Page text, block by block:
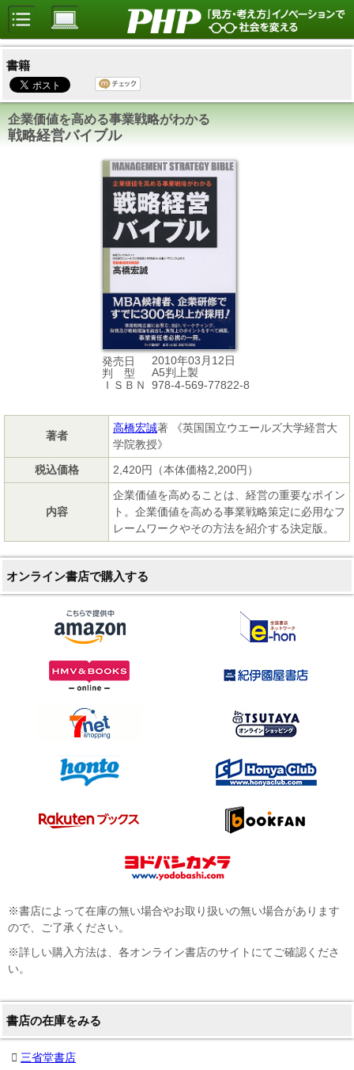
書籍
企業価値を高める事業戦略がわかる
戦略経営バイブル
発売日
2010年03月12日
判 型
A5判上製
ＩＳＢＮ
978-4-569-77822-8
著者
高橋宏誠著 《英国国立ウエールズ大学経営大
学院教授》
税込価格
2,420円（本体価格2,200円）
内容
企業価値を高めることは、経営の重要なポイン
ト。企業価値を高める事業戦略策定に必用なフ
レームワークやその方法を紹介する決定版。
オンライン書店で購入する
※書店によって在庫の無い場合やお取り扱いの無い場合があります
ので、ご了承ください。
※詳しい購入方法は、各オンライン書店のサイトにてご確認くださ
い。
書店の在庫をみる
三省堂書店